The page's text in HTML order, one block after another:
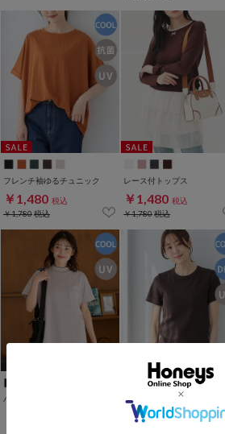
フレンチ袖ゆるチュニック
￥1,480 税込
￥1,780税込
レース付トップス
￥1,480 税込
￥1,780税込
ハイネックチュニック 遮熱素材カップ付Ｔ
￥1,480 税込